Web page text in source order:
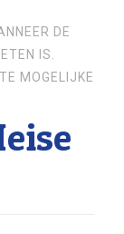
DE
IS.
MOGELIJKE